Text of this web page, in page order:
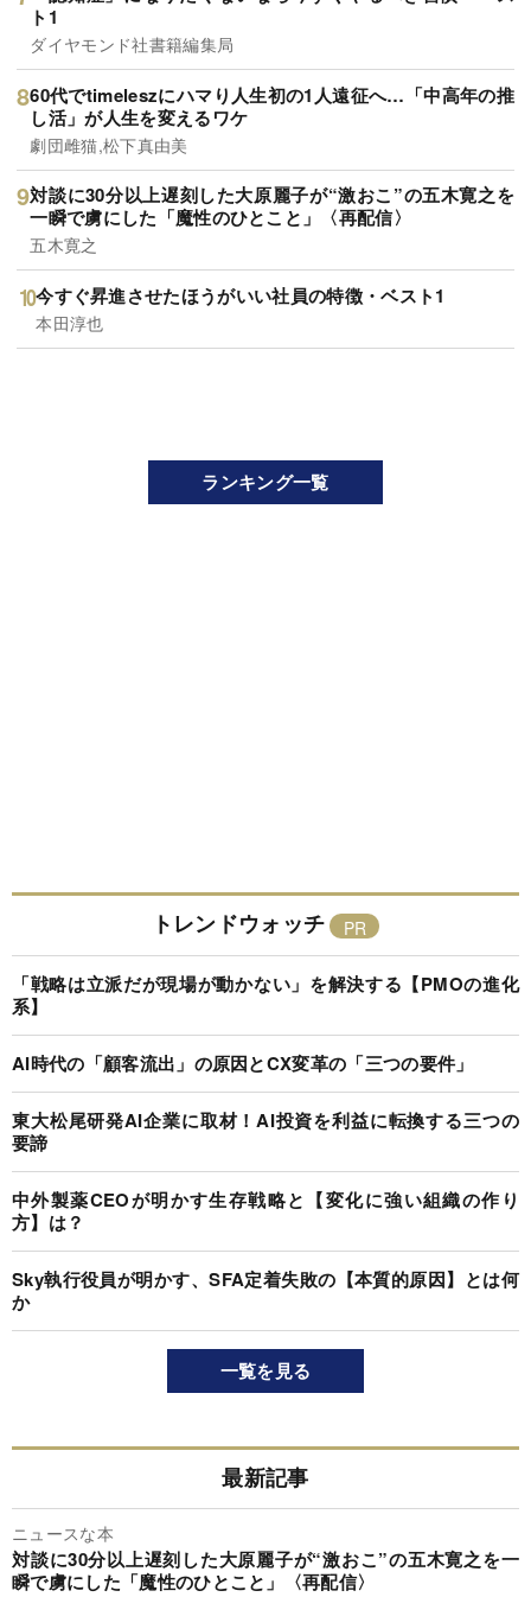
ト1
ダイヤモンド社書籍編集局
60代でtimeleszにハマり人生初の1人遠征へ…「中高年の推
し活」が人生を変えるワケ
劇団雌猫,松下真由美
対談に30分以上遅刻した大原麗子が“激おこ”の五木寛之を
一瞬で虜にした「魔性のひとこと」〈再配信〉
五木寛之
今すぐ昇進させたほうがいい社員の特徴・ベスト1
本田淳也
ランキング一覧
トレンドウォッチ
「戦略は立派だが現場が動かない」を解決する【PMOの進化
系】
AI時代の「顧客流出」の原因とCX変革の「三つの要件」
東大松尾研発AI企業に取材！AI投資を利益に転換する三つの
要諦
中外製薬CEOが明かす生存戦略と【変化に強い組織の作り
方】は？
Sky執行役員が明かす、SFA定着失敗の【本質的原因】とは何
か
一覧を見る
最新記事
ニュースな本
対談に30分以上遅刻した大原麗子が“激おこ”の五木寛之を一
瞬で虜にした「魔性のひとこと」〈再配信〉